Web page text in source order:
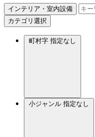
インテリア・室内設備
カテゴリ選択
町村字 指定なし
小ジャンル 指定なし